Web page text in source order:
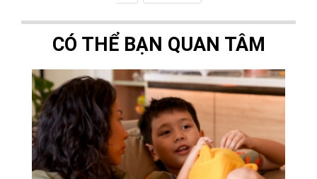
CÓ THỂ BẠN QUAN TÂM